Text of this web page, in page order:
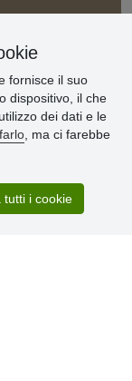
fornisce il suo
dispositivo, il che
dei dati e le
, ma ci farebbe
tutti i cookie